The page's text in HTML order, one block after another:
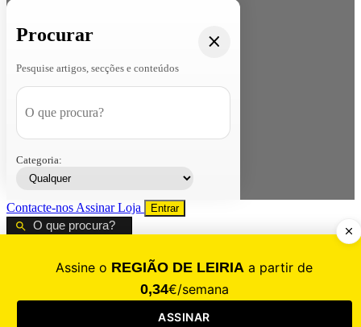
Procurar
Pesquise artigos, secções e conteúdos
Categoria:
Contacte-nos AssinarLoja Entrar